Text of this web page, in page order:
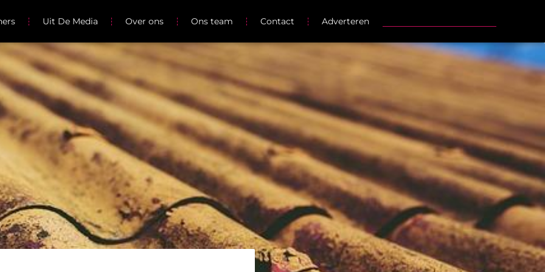
Uit De Media Over ons Ons team Contact Adverteren